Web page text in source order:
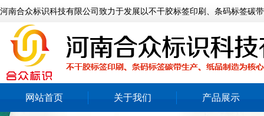
河南合众标识科技有限公司致力于发展以不干胶标签印刷、条码标签碳
网站首页 关于我们 产品展示